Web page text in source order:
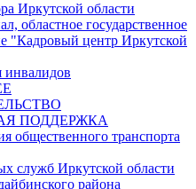
Иркутской области
областное государственное
"Кадровый центр Иркутской
инвалидов
ПОДДЕРЖКА
общественного транспорта
служб Иркутской области
района